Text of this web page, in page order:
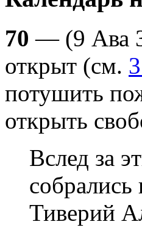
70 — (9 Ава
открыт (см.
потушить
открыть
Вслед за
Тиверий